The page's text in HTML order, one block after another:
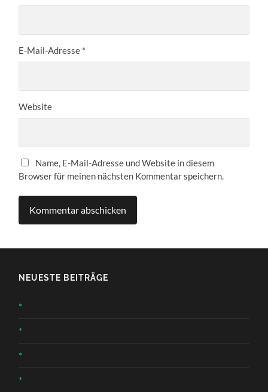
E-Mail-Adresse *
Website
Name, E-Mail-Adresse und Website in diesem
Browser für meinen nächsten Kommentar speichern.
NEUESTE BEITRÄGE
*
*
*
*